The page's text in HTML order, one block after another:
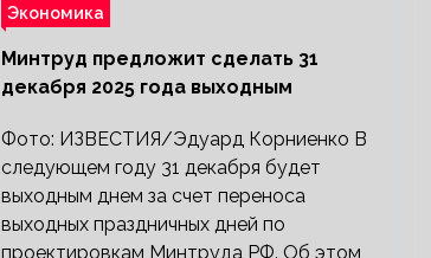
Экономика
Минтруд предложит сделать 31
декабря 2025 года выходным
Фото: ИЗВЕСТИЯ/Эдуард Корниенко В
следующем году 31 декабря будет
выходным днем за счет переноса
выходных праздничных дней по
проектировкам Минтруда РФ. Об этом